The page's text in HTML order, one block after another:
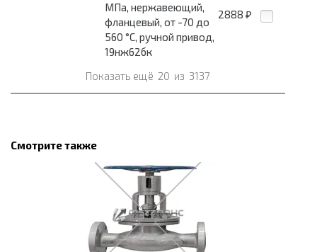
МПа, нержавеющий,
фланцевый, от -70 до
560 °С, ручной привод,
19нж62бк
2888 ₽
Показать ещё 20 из 3137
Смотрите также